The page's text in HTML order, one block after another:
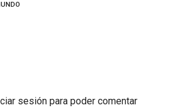
sesión para poder comentar